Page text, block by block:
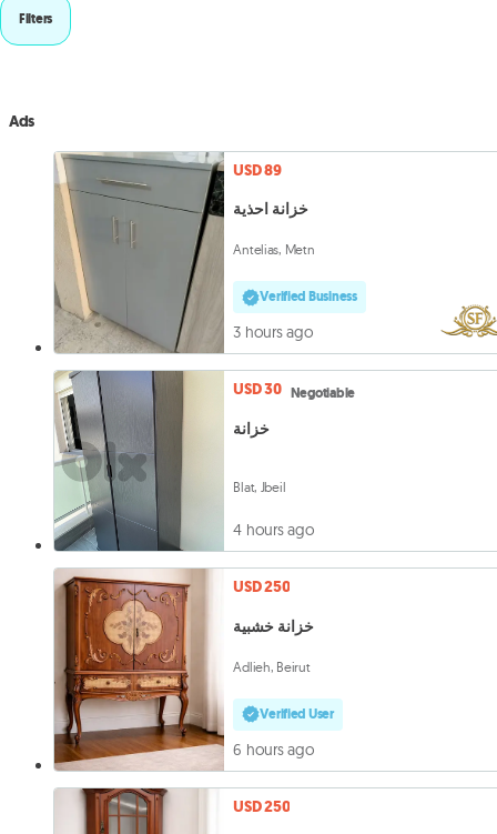
Filters
Ads
USD 89
خزانة احذية
Antelias, Metn
Verified Business
3 hours ago
USD 30 Negotiable
خزانة
Blat, Jbeil
4 hours ago
USD 250
خزانة خشبية
Adlieh, Beirut
Verified User
6 hours ago
USD 250